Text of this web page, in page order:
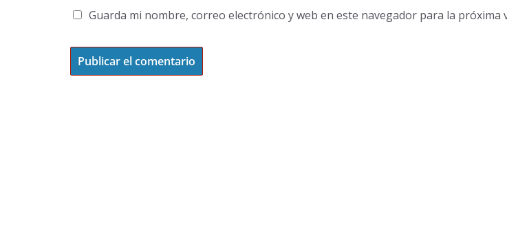
Guarda mi nombre, correo electrónico y web en este navegador para la próxima